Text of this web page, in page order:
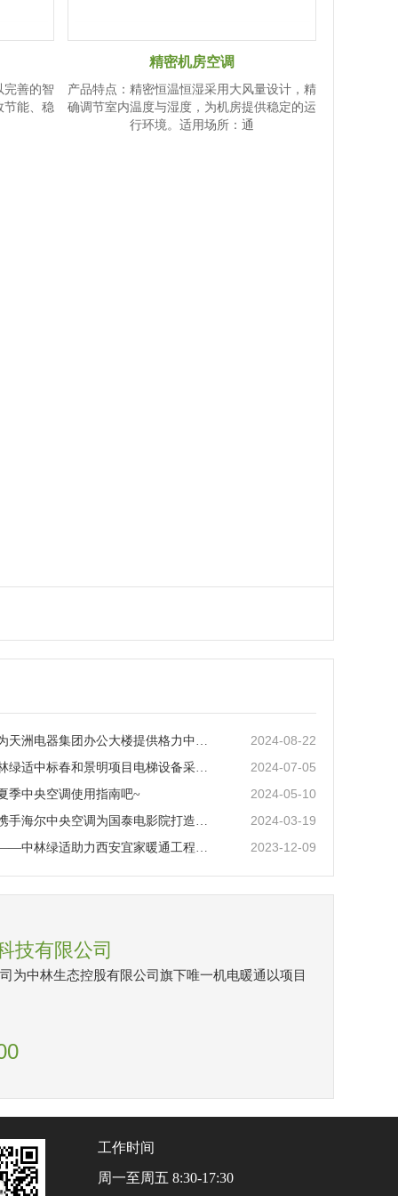
完善的智
节能、稳
精密机房空调
产品特点：精密恒温恒湿采用大风量设计，精
确调节室内温度与湿度，为机房提供稳定的运
行环境。适用场所：通
中林绿适为天洲电器集团办公大楼提供格力中央空调“一站式”服务 2024-08-22
喜讯！中林绿适中标春和景明项目电梯设备采购及装配工程 2024-07-05
季中央空调使用指南吧~ 2024-05-10
中林绿适携手海尔中央空调为国泰电影院打造品质工程 2024-03-19
在建项目——中林绿适助力西安宜家暖通工程全力打造“宜室宜家”新标杆 2023-12-09
技有限公司
为中林生态控股有限公司旗下唯一机电暖通以项目
工作时间
周一至周五 8:30-17:30